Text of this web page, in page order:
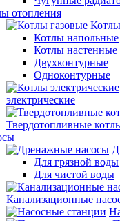
отопления
Котлы напольные
Котлы настенные
Двухконтурные
Одноконтурные
электрические
Твердотопливные
Для грязной воды
Для чистой воды
Канализационные